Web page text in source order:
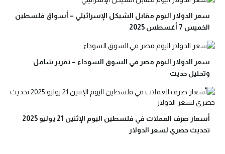
سعر الدولار اليوم مقابل الشيكل الإسرائيلي – أسواق فلسطين
الخميس 7 أغسطس 2025
سعر الدولار اليوم مصر في السوق السوداء – تقرير شامل
وتحليل حديث
أسعار صرف العملات في فلسطين اليوم الإثنين 21 يوليو 2025
تحديث حصري لسعر الدولار